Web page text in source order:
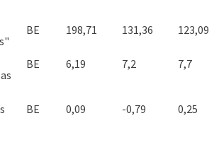
BE 198,71 131,36 123,09
BE 6,19 7,2 7,7
BE 0,09 -0,79 0,25